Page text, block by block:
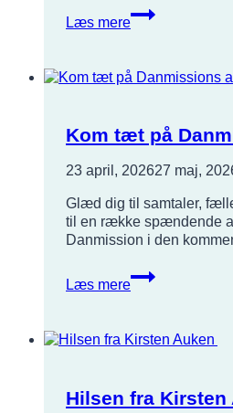
Læs mere
Fra
flygtningebarn
Kom tæt på
23 april, 202627 maj,
Glæd dig til samtaler,
til en række spændende
Danmission i den
Læs mere
Kom
tæt
arbejde
Hilsen fra Kirsten